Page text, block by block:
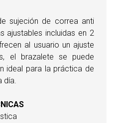
sujeción de correa anti
ajustables incluidas en 2
al usuario un ajuste
el brazalete se puede
ideal para la práctica de
día.